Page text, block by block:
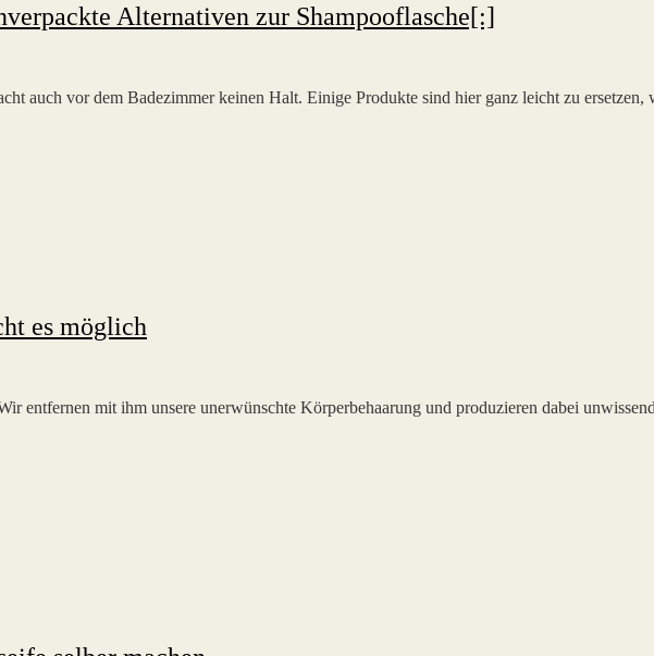
Alternativen zur Shampooflasche[:]
auch vor dem Badezimmer keinen Halt. Einige Produkte sind hier ganz leicht zu
es möglich
entfernen mit ihm unsere unerwünschte Körperbehaarung und produzieren dabei